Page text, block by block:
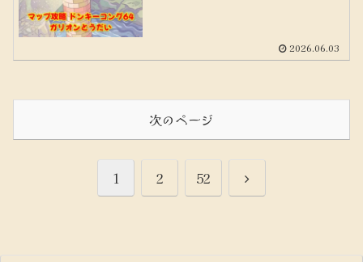
2026.06.03
次のページ
1 2 52
次